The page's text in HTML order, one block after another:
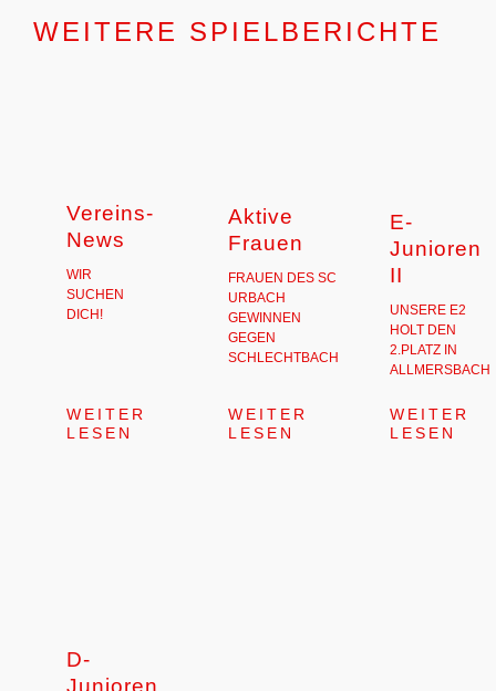
WEITERE SPIELBERICHTE
Vereins-
News
WIR
SUCHEN
DICH!
WEITER
LESEN
Aktive
Frauen
FRAUEN DES SC
URBACH
GEWINNEN
GEGEN
SCHLECHTBACH
WEITER
LESEN
E-
Junioren
II
UNSERE E2
HOLT DEN
2.PLATZ IN
ALLMERSBACH
WEITER
LESEN
D-
Junioren